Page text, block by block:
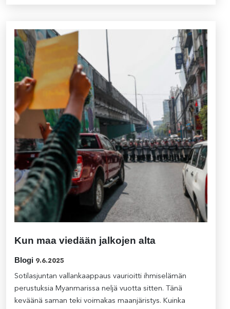
Kun maa viedään jalkojen alta
Blogi 9.6.2025
Sotilasjuntan vallankaappaus vaurioitti ihmiselämän
perustuksia Myanmarissa neljä vuotta sitten. Tänä
keväänä saman teki voimakas maanjäristys. Kuinka